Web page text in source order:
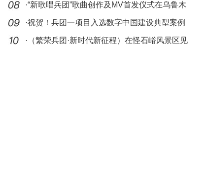
常深
·“新歌唱兵团”歌曲创作及MV首发仪式在乌鲁木
齐
·祝贺！兵团一项目入选数字中国建设典型案例
· （繁荣兵团·新时代新征程）在怪石峪风景区见